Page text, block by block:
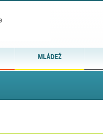
MLÁDEŽ